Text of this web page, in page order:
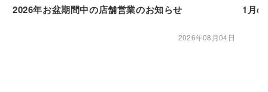
2026年お盆期間中の店舗営業のお知らせ
2026年08月04日
1月